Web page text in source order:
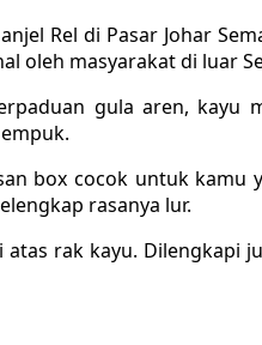
Rel di Pasar Johar
oleh masyarakat di luar
gula aren, kayu
box cocok untuk kamu
rasanya lur.
rak kayu. Dilengkapi